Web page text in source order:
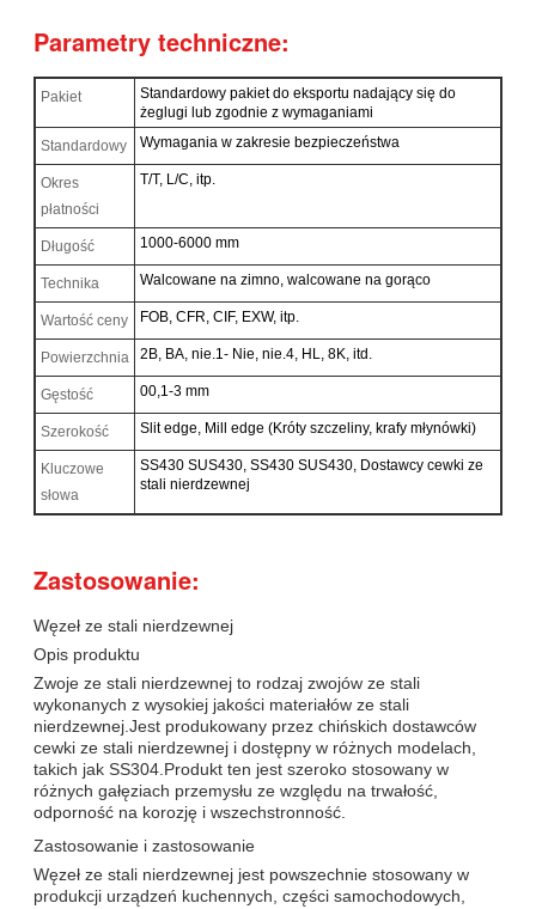
Parametry techniczne:
Pakiet
Standardowy pakiet do eksportu nadający się do
żeglugi lub zgodnie z wymaganiami
Standardowy
Wymagania w zakresie bezpieczeństwa
Okres
płatności
T/T, L/C, itp.
Długość 1000-6000 mm
Technika Walcowane na zimno, walcowane na gorąco
Wartość ceny FOB, CFR, CIF, EXW, itp.
Powierzchnia 2B, BA, nie.1- Nie, nie.4, HL, 8K, itd.
Gęstość 00,1-3 mm
Szerokość Slit edge, Mill edge (Króty szczeliny, krafy młynówki)
Kluczowe
słowa
SS430 SUS430, SS430 SUS430, Dostawcy cewki ze
stali nierdzewnej
Zastosowanie:
Węzeł ze stali nierdzewnej
Opis produktu
Zwoje ze stali nierdzewnej to rodzaj zwojów ze stali
wykonanych z wysokiej jakości materiałów ze stali
nierdzewnej.Jest produkowany przez chińskich dostawców
cewki ze stali nierdzewnej i dostępny w różnych modelach,
takich jak SS304.Produkt ten jest szeroko stosowany w
różnych gałęziach przemysłu ze względu na trwałość,
odporność na korozję i wszechstronność.
Zastosowanie i zastosowanie
Węzeł ze stali nierdzewnej jest powszechnie stosowany w
produkcji urządzeń kuchennych, części samochodowych,